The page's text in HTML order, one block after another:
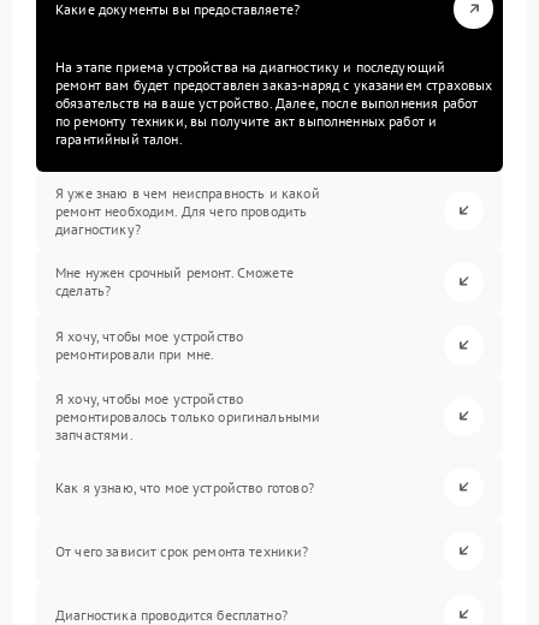
Какие документы вы предоставляете?
На этапе приема устройства на диагностику и последующий
ремонт вам будет предоставлен заказ-наряд с указанием страховых
обязательств на ваше устройство. Далее, после выполнения работ
по ремонту техники, вы получите акт выполненных работ и
гарантийный талон.
Я уже знаю в чем неисправность и какой
ремонт необходим. Для чего проводить
диагностику?
Мне нужен срочный ремонт. Сможете
сделать?
Я хочу, чтобы мое устройство
ремонтировали при мне.
Я хочу, чтобы мое устройство
ремонтировалось только оригинальными
запчастями.
Как я узнаю, что мое устройство готово?
От чего зависит срок ремонта техники?
Диагностика проводится бесплатно?